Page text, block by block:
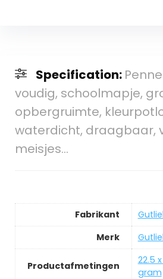
Specification:
voudig, schoolmapje,
opbergruimte,
waterdicht, draagbaar,
meisjes…
Fabrikant
Merk
Productafmetingen
‎22.5
gram